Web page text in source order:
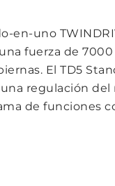
en-uno
fuerza de
El TD5
regulación del
de funciones